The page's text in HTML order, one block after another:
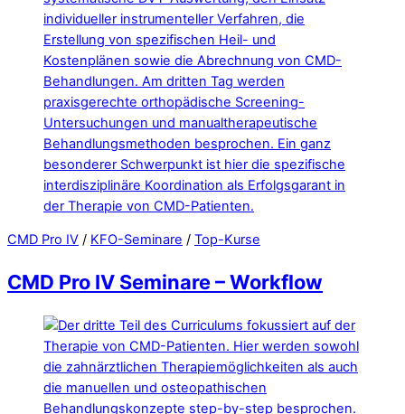
CMD Pro IV / KFO-Seminare / Top-Kurse
CMD Pro IV Seminare – Workflow